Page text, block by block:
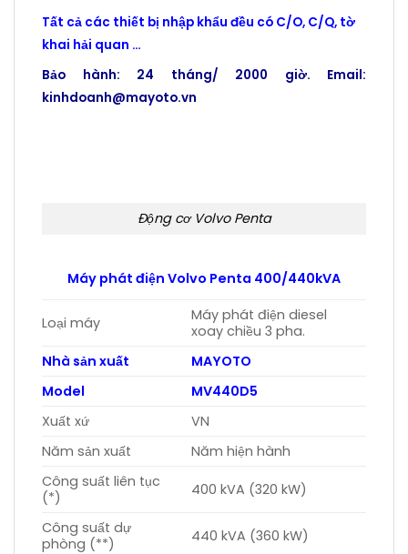
Tất cả các thiết bị nhập khẩu đều có C/O, C/Q, tờ
khai hải quan …
Bảo hành: 24 tháng/ 2000 giờ. Email:
kinhdoanh@mayoto.vn
Động cơ Volvo Penta
Máy phát điện Volvo Penta 400/440kVA
Loại máy
Máy phát điện diesel
xoay chiều 3 pha.
Nhà sản xuất
MAYOTO
Model
MV440D5
Xuất xứ
VN
Năm sản xuất
Năm hiện hành
Công suất liên tục
(*)
400 kVA (320 kW)
Công suất dự
phòng (**)
440 kVA (360 kW)